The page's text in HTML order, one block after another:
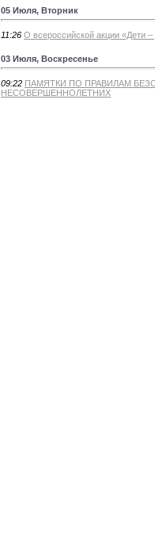
05 Июля, Вторник
11:26 О всероссийской акции «Дети –
03 Июля, Воскресенье
09:22 ПАМЯТКИ ПО ПРАВИЛАМ
НЕСОВЕРШЕННОЛЕТНИХ